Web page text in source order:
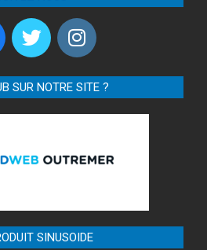
SUR NOTRE SITE ?
SINUSOIDE